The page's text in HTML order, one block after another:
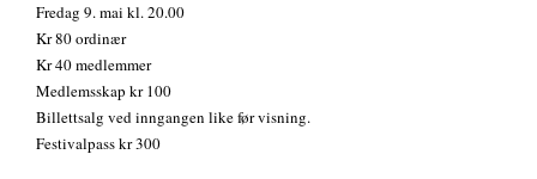
Fredag 9. mai kl. 20.00
Kr 80 ordinær
Kr 40 medlemmer
Medlemsskap kr 100
Billettsalg ved inngangen like før visning.
Festivalpass kr 300